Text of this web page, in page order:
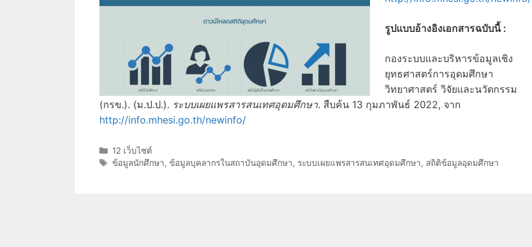
รูปแบบอ้างอิงเอกสารฉบับนี้ :
กองระบบและบริหารข้อมูลเชิง
ยุทธศาสตร์การอุดมศึกษา
วิทยาศาสตร์ วิจัยและนวัตกรรม
(กรข.). (ม.ป.ป.). ระบบเผยแพรสารสนเทศอุดมศึกษา. สืบค้น 13 กุมภาพันธ์ 2022, จาก
http://info.mhesi.go.th/newinfo/
Categories
12 เว็บไซต์
Tags
ข้อมูลนักศึกษา,ข้อมูลบุคลากรในสถาบันอุดมศึกษา, ระบบเผยแพรสารสนเทศอุดมศึกษา, สถิติข้อมูลอุดมศึกษา